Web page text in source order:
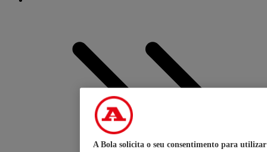
A Bola solicita o seu consentimento para utilizar